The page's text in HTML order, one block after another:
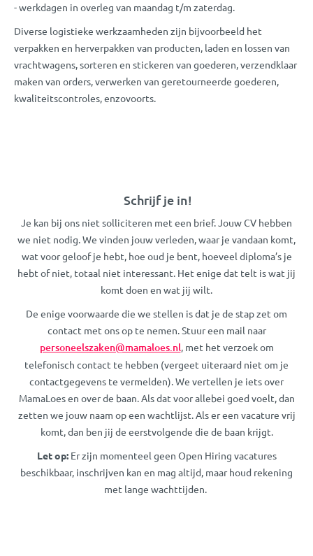
- werkdagen in overleg van maandag t/m zaterdag.
Diverse logistieke werkzaamheden zijn bijvoorbeeld het
verpakken en herverpakken van producten, laden en lossen van
vrachtwagens, sorteren en stickeren van goederen, verzendklaar
maken van orders, verwerken van geretourneerde goederen,
kwaliteitscontroles, enzovoorts.
Schrijf je in!
Je kan bij ons niet solliciteren met een brief. Jouw CV hebben
we niet nodig. We vinden jouw verleden, waar je vandaan komt,
wat voor geloof je hebt, hoe oud je bent, hoeveel diploma’s je
hebt of niet, totaal niet interessant. Het enige dat telt is wat jij
komt doen en wat jij wilt.
De enige voorwaarde die we stellen is dat je de stap zet om
contact met ons op te nemen. Stuur een mail naar
personeelszaken@mamaloes.nl, met het verzoek om
telefonisch contact te hebben (vergeet uiteraard niet om je
contactgegevens te vermelden). We vertellen je iets over
MamaLoes en over de baan. Als dat voor allebei goed voelt, dan
zetten we jouw naam op een wachtlijst. Als er een vacature vrij
komt, dan ben jij de eerstvolgende die de baan krijgt.
Let op: Er zijn momenteel geen Open Hiring vacatures
beschikbaar, inschrijven kan en mag altijd, maar houd rekening
met lange wachttijden.